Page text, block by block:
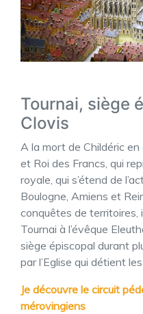
Tournai, siège
Clovis
A la mort de Childéric en
et Roi des Francs, qui
royale, qui s’étend de
Boulogne, Amiens et
conquêtes de territoires,
Tournai à l’évêque
siège épiscopal durant
par l’Eglise qui détient
Je découvre le circuit
mérovingiens